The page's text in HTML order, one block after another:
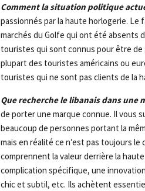
Comment la situation politique
passionnés par la haute horlogerie.
marchés du Golfe qui ont été absents
touristes qui sont connus pour être de
plupart des touristes américains ou
touristes qui ne sont pas clients de la
Que recherche le libanais dans une
de porter une marque connue. Il vous
beaucoup de personnes portant la
mais en réalité ce n’est pas toujours
comprennent la valeur derrière la
complication spécifique, une
chic et subtil, etc. Ils achètent